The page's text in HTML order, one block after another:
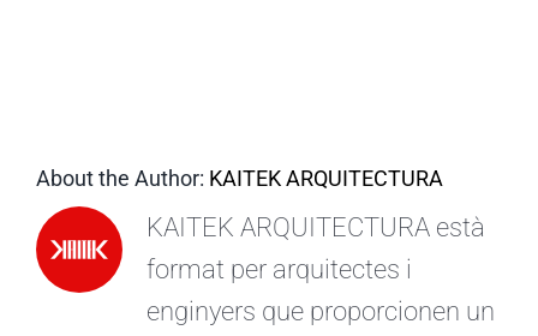
About the Author: KAITEK ARQUITECTURA
KAITEK ARQUITECTURA està
format per arquitectes i
enginyers que proporcionen un